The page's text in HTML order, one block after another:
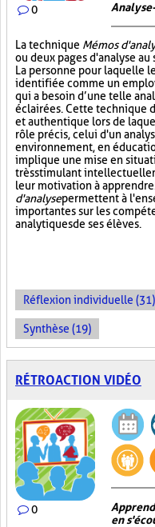
0
La technique Mémos
ou deux pages d'analyse
La personne pour laquelle
identifiée comme un
qui a besoin d’une telle
éclairées. Cette technique
et authentique lors de
rôle précis, celui d'un
environnement, en
implique une mise en
très stimulant
leur motivation à
d'analysepermettent à
importantes sur les
analytiques de ses élèves.
Réflexion individuelle (31)
Synthèse (19)
RÉTROACTION VIDÉO
0
en